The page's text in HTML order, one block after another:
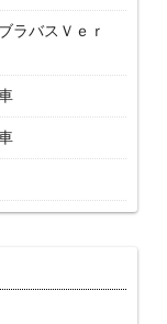
ラバスＶｅｒ